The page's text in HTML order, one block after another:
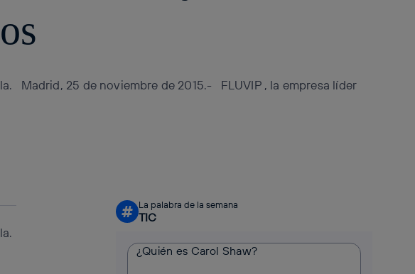
Madrid, 25 de noviembre de 2015.- FLUVIP , la empresa líder
# La palabra de la semana
TIC
¿Quién es Carol Shaw?